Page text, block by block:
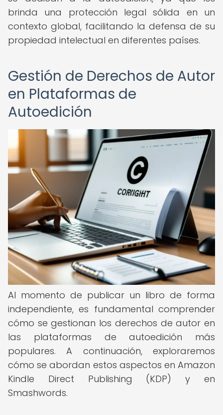
brinda una protección legal sólida en un
contexto global, facilitando la defensa de su
propiedad intelectual en diferentes países.
Gestión de Derechos de Autor
en Plataformas de
Autoedición
Al momento de publicar un libro de forma
independiente, es fundamental comprender
cómo se gestionan los derechos de autor en
las plataformas de autoedición más
populares. A continuación, exploraremos
cómo se abordan estos aspectos en Amazon
Kindle Direct Publishing (KDP) y en
Smashwords.